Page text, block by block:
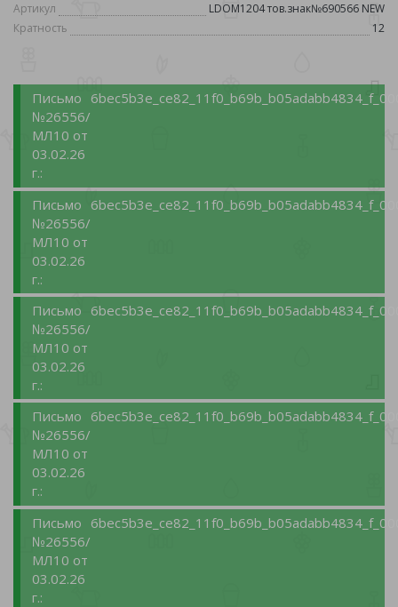
Артикул
LDOM1204 тов.знак№690566 NEW
Кратность
12
Письмо
№26556/
МЛ10 от
03.02.26
г.:
Письмо
№26556/
МЛ10 от
03.02.26
г.:
Письмо
№26556/
МЛ10 от
03.02.26
г.:
Письмо
№26556/
МЛ10 от
03.02.26
г.:
Письмо
№26556/
МЛ10 от
03.02.26
г.: